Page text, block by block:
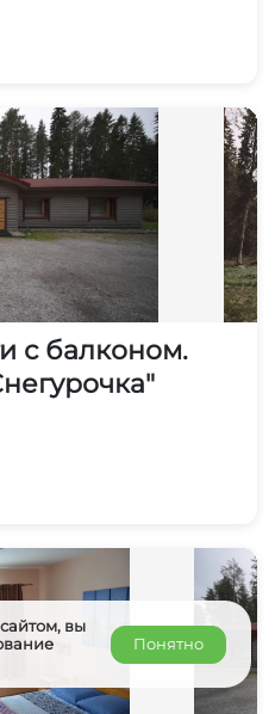
с балконом.
вы
Понятно